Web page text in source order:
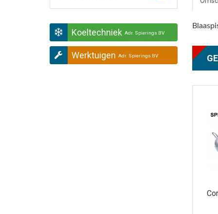
Koeltechniek Adr. Spierings BV
Werktuigen Adr. Spierings BV